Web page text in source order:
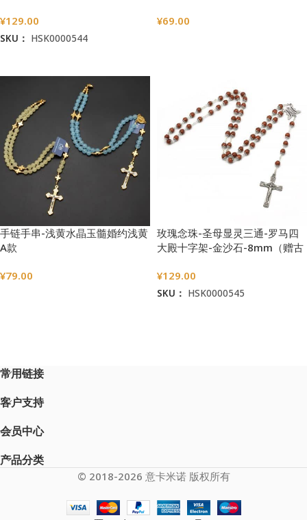
¥129.00
SKU： HSK0000544
¥69.00
手链手串-浅黄水晶玉髓婚约浅黄
A款
¥79.00
玫瑰念珠-圣母显灵三通-罗马四
大殿十字架-金沙石-8mm（赠古
¥129.00
SKU： HSK0000545
常用链接
客户支持
会员中心
产品分类
© 2018-2026 意卡米诺 版权所有